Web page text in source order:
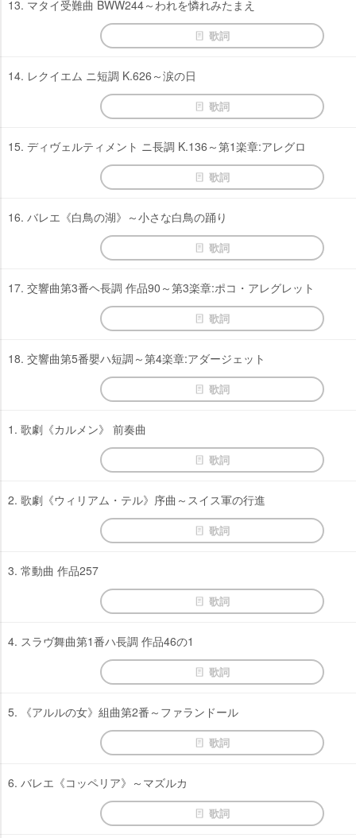
13. マタイ受難曲 BWW244～われを憐れみたまえ
歌詞
14. レクイエム ニ短調 K.626～涙の日
歌詞
15. ディヴェルティメント ニ長調 K.136～第1楽章:アレグロ
歌詞
16. バレエ《白鳥の湖》～小さな白鳥の踊り
歌詞
17. 交響曲第3番ヘ長調 作品90～第3楽章:ポコ・アレグレット
歌詞
18. 交響曲第5番嬰ハ短調～第4楽章:アダージェット
歌詞
1. 歌劇《カルメン》 前奏曲
歌詞
2. 歌劇《ウィリアム・テル》序曲～スイス軍の行進
歌詞
3. 常動曲 作品257
歌詞
4. スラヴ舞曲第1番ハ長調 作品46の1
歌詞
5. 《アルルの女》組曲第2番～ファランドール
歌詞
6. バレエ《コッペリア》～マズルカ
歌詞